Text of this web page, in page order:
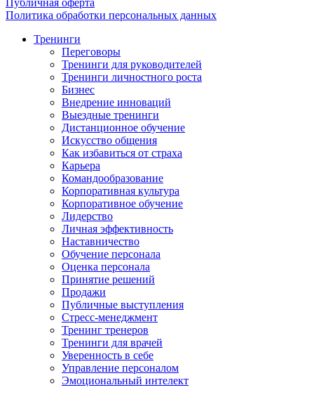
Политика обработки персональных данных
Тренинги
Переговоры
Тренинги для руководителей
Тренинги личностного роста
Бизнес
Внедрение инноваций
Выездные тренинги
Дистанционное обучение
Искусство общения
Как избавиться от страха
Карьера
Командообразование
Корпоративная культура
Корпоративное обучение
Лидерство
Личная эффективность
Наставничество
Обучение персонала
Оценка персонала
Принятие решений
Продажи
Публичные выступления
Стресс-менеджмент
Тренинг тренеров
Тренинги для врачей
Уверенность в себе
Управление персоналом
Эмоциональный интелект